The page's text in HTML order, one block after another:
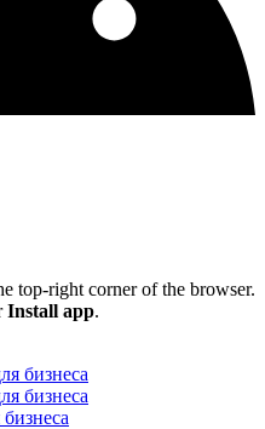
top-right corner of the browser.
Install app.